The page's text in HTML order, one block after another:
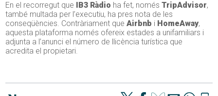
En el recorregut que IB3 Ràdio ha fet, només TripAdvisor,
també multada per l’executiu, ha pres nota de les
conseqüències. Contràriament queAirbnb i HomeAway,
aquesta plataforma només ofereix estades a unifamiliars i
adjunta a l’anunci el número de llicència turística que
acredita el propietari.